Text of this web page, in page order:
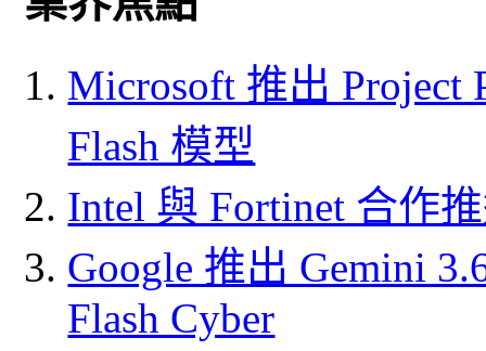
Microsoft 推出 Project
Flash 模型
Intel 與 Fortinet 合作
Google 推出 Gemini
Flash Cyber